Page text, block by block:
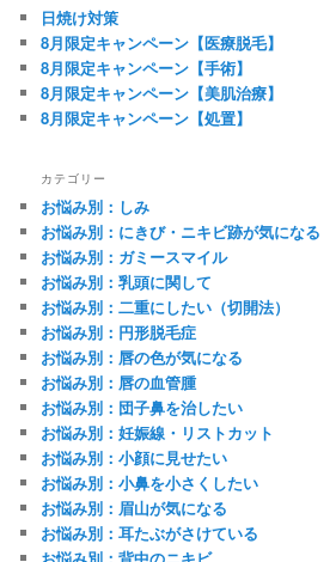
日焼け対策
8月限定キャンペーン【医療脱毛】
8月限定キャンペーン【手術】
8月限定キャンペーン【美肌治療】
8月限定キャンペーン【処置】
カテゴリー
お悩み別：しみ
お悩み別：にきび・ニキビ跡が気になる
お悩み別：ガミースマイル
お悩み別：乳頭に関して
お悩み別：二重にしたい（切開法）
お悩み別：円形脱毛症
お悩み別：唇の色が気になる
お悩み別：唇の血管腫
お悩み別：団子鼻を治したい
お悩み別：妊娠線・リストカット
お悩み別：小顔に見せたい
お悩み別：小鼻を小さくしたい
お悩み別：眉山が気になる
お悩み別：耳たぶがさけている
お悩み別：背中のニキビ